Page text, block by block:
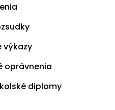
výkazy
oprávnenia
diplomy